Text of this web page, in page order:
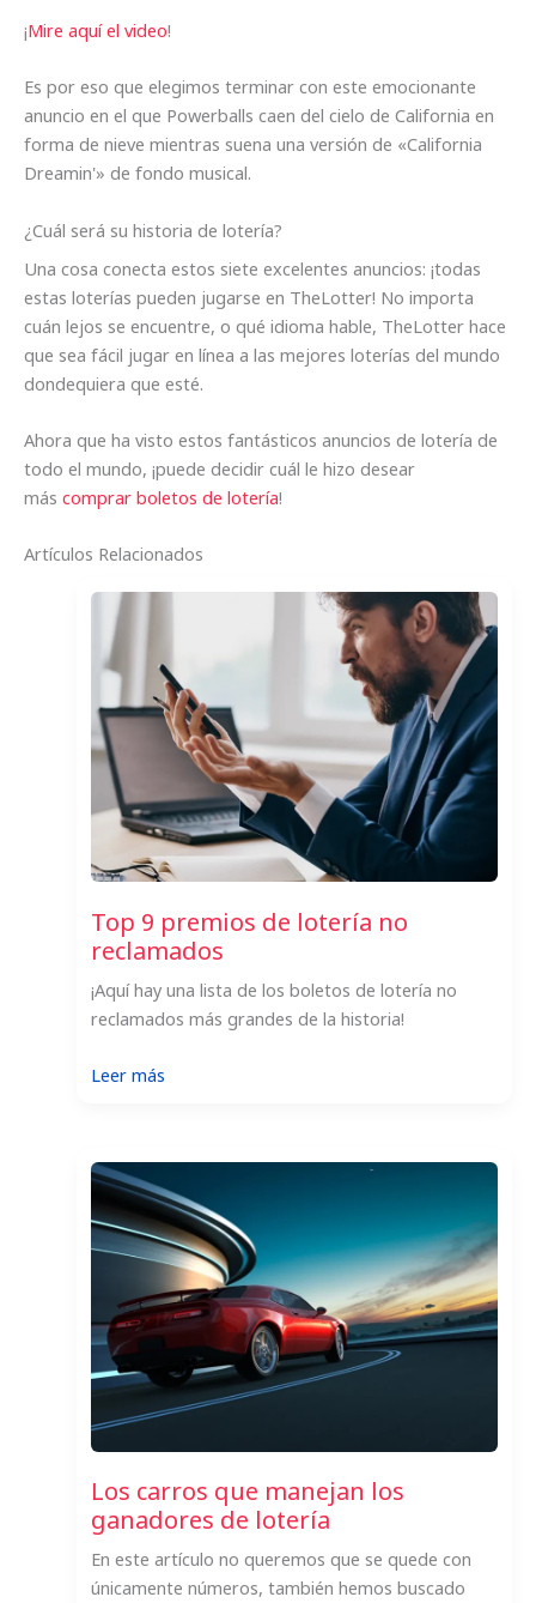
¡Mire aquí el video!
Es por eso que elegimos terminar con este emocionante
anuncio en el que Powerballs caen del cielo de California en
forma de nieve mientras suena una versión de «California
Dreamin'» de fondo musical.
¿Cuál será su historia de lotería?
Una cosa conecta estos siete excelentes anuncios: ¡todas
estas loterías pueden jugarse en TheLotter! No importa
cuán lejos se encuentre, o qué idioma hable, TheLotter hace
que sea fácil jugar en línea a las mejores loterías del mundo
dondequiera que esté.
Ahora que ha visto estos fantásticos anuncios de lotería de
todo el mundo, ¡puede decidir cuál le hizo desear
más comprar boletos de lotería!
Artículos Relacionados
Top 9 premios de lotería no
reclamados
¡Aquí hay una lista de los boletos de lotería no
reclamados más grandes de la historia!
Leer más:
premios
de
lotería
no
reclamados
Los carros que manejan los
ganadores de lotería
En este artículo no queremos que se quede con
únicamente números, también hemos buscado